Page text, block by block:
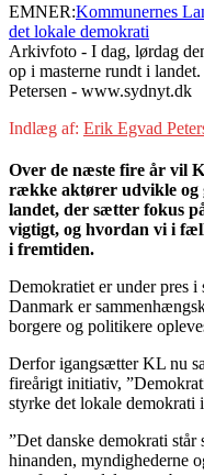
EMNER:Kommunernes
det lokale demokrati
Arkivfoto - I dag, lørdag
op i masterne rundt i
Petersen - www.sydnyt.dk
Indlæg af: Erik Egvad
Over de næste fire år vil
række aktører udvikle og
landet, der sætter fokus
vigtigt, og hvordan vi i
i fremtiden.
Demokratiet er under pres i
Danmark er
borgere og politikere
Derfor igangsætter KL nu
fireårigt initiativ,
styrke det lokale demokrati
”Det danske demokrati
hinanden, myndighederne